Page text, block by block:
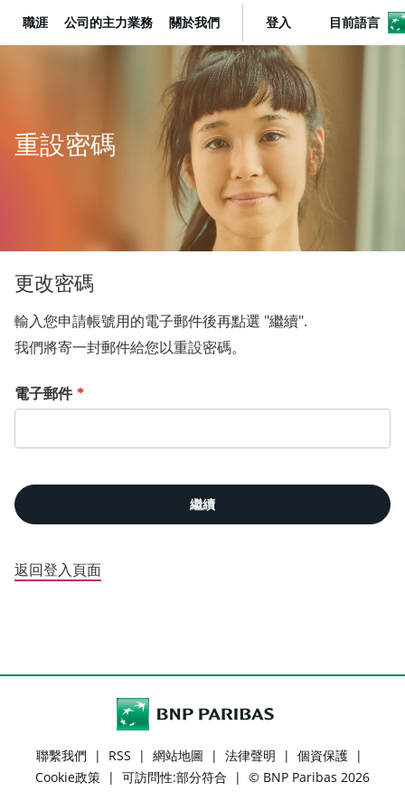
BNP Paribas
職涯 公司的主力業務 關於我們 登入 目前語言
重設密碼
更改密碼
輸入您申請帳號用的電子郵件後再點選 "繼續".
我們將寄一封郵件給您以重設密碼。
以電子郵件重置密碼
電子郵件 *
繼續
返回登入頁面
聯繫我們 | RSS | 網站地圖 | 法律聲明 | 個資保護
|
Cookie政策 | 可訪問性:部分符合 | © BNP Paribas 2026